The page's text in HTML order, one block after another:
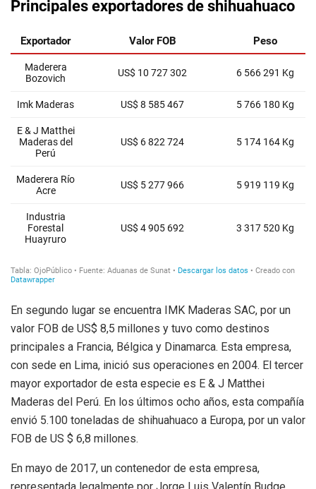
En segundo lugar se encuentra IMK Maderas SAC, por un
valor FOB de US$ 8,5 millones y tuvo como destinos
principales a Francia, Bélgica y Dinamarca. Esta empresa,
con sede en Lima, inició sus operaciones en 2004. El tercer
mayor exportador de esta especie es E & J Matthei
Maderas del Perú. En los últimos ocho años, esta compañía
envió 5.100 toneladas de shihuahuaco a Europa, por un valor
FOB de US $ 6,8 millones.
En mayo de 2017, un contenedor de esta empresa,